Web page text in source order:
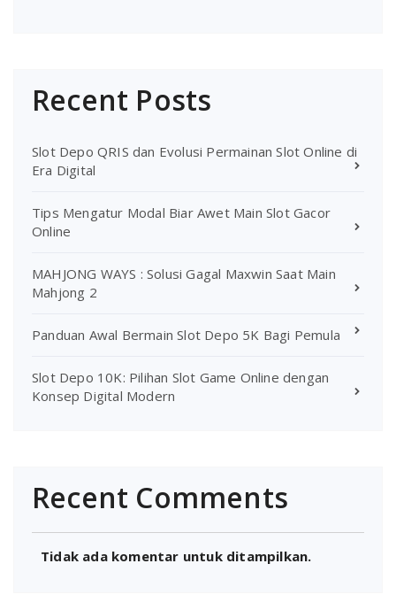
Recent Posts
Slot Depo QRIS dan Evolusi Permainan Slot Online di
Era Digital
Tips Mengatur Modal Biar Awet Main Slot Gacor
Online
MAHJONG WAYS : Solusi Gagal Maxwin Saat Main
Mahjong 2
Panduan Awal Bermain Slot Depo 5K Bagi Pemula
Slot Depo 10K: Pilihan Slot Game Online dengan
Konsep Digital Modern
Recent Comments
Tidak ada komentar untuk ditampilkan.